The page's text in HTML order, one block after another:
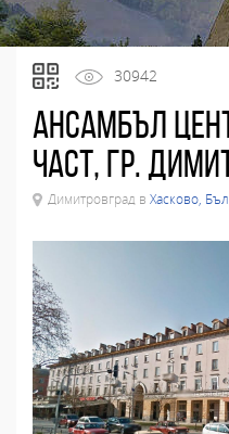
30942
Ансамбъл
част, гр.
Димитровград в Хасково,